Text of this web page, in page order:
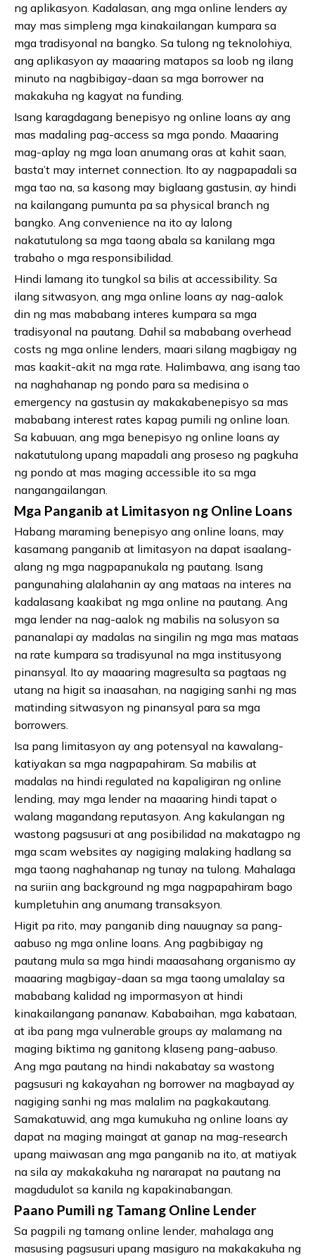
ng aplikasyon. Kadalasan, ang mga online lenders ay
may mas simpleng mga kinakailangan kumpara sa
mga tradisyonal na bangko. Sa tulong ng teknolohiya,
ang aplikasyon ay maaaring matapos sa loob ng ilang
minuto na nagbibigay-daan sa mga borrower na
makakuha ng kagyat na funding.
Isang karagdagang benepisyo ng online loans ay ang
mas madaling pag-access sa mga pondo. Maaaring
mag-aplay ng mga loan anumang oras at kahit saan,
basta’t may internet connection. Ito ay nagpapadali sa
mga tao na, sa kasong may biglaang gastusin, ay hindi
na kailangang pumunta pa sa physical branch ng
bangko. Ang convenience na ito ay lalong
nakatutulong sa mga taong abala sa kanilang mga
trabaho o mga responsibilidad.
Hindi lamang ito tungkol sa bilis at accessibility. Sa
ilang sitwasyon, ang mga online loans ay nag-aalok
din ng mas mababang interes kumpara sa mga
tradisyonal na pautang. Dahil sa mababang overhead
costs ng mga online lenders, maari silang magbigay ng
mas kaakit-akit na mga rate. Halimbawa, ang isang tao
na naghahanap ng pondo para sa medisina o
emergency na gastusin ay makakabenepisyo sa mas
mababang interest rates kapag pumili ng online loan.
Sa kabuuan, ang mga benepisyo ng online loans ay
nakatutulong upang mapadali ang proseso ng pagkuha
ng pondo at mas maging accessible ito sa mga
nangangailangan.
Mga Panganib at Limitasyon ng Online Loans
Habang maraming benepisyo ang online loans, may
kasamang panganib at limitasyon na dapat isaalang-
alang ng mga nagpapanukala ng pautang. Isang
pangunahing alalahanin ay ang mataas na interes na
kadalasang kaakibat ng mga online na pautang. Ang
mga lender na nag-aalok ng mabilis na solusyon sa
pananalapi ay madalas na singilin ng mga mas mataas
na rate kumpara sa tradisyunal na mga institusyong
pinansyal. Ito ay maaaring magresulta sa pagtaas ng
utang na higit sa inaasahan, na nagiging sanhi ng mas
matinding sitwasyon ng pinansyal para sa mga
borrowers.
Isa pang limitasyon ay ang potensyal na kawalang-
katiyakan sa mga nagpapahiram. Sa mabilis at
madalas na hindi regulated na kapaligiran ng online
lending, may mga lender na maaaring hindi tapat o
walang magandang reputasyon. Ang kakulangan ng
wastong pagsusuri at ang posibilidad na makatagpo ng
mga scam websites ay nagiging malaking hadlang sa
mga taong naghahanap ng tunay na tulong. Mahalaga
na suriin ang background ng mga nagpapahiram bago
kumpletuhin ang anumang transaksyon.
Higit pa rito, may panganib ding nauugnay sa pang-
aabuso ng mga online loans. Ang pagbibigay ng
pautang mula sa mga hindi maaasahang organismo ay
maaaring magbigay-daan sa mga taong umalalay sa
mababang kalidad ng impormasyon at hindi
kinakailangang pananaw. Kababaihan, mga kabataan,
at iba pang mga vulnerable groups ay malamang na
maging biktima ng ganitong klaseng pang-aabuso.
Ang mga pautang na hindi nakabatay sa wastong
pagsusuri ng kakayahan ng borrower na magbayad ay
nagiging sanhi ng mas malalim na pagkakautang.
Samakatuwid, ang mga kumukuha ng online loans ay
dapat na maging maingat at ganap na mag-research
upang maiwasan ang mga panganib na ito, at matiyak
na sila ay makakakuha ng nararapat na pautang na
magdudulot sa kanila ng kapakinabangan.
Paano Pumili ng Tamang Online Lender
Sa pagpili ng tamang online lender, mahalaga ang
masusing pagsusuri upang masiguro na makakakuha ng